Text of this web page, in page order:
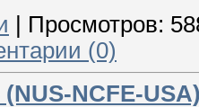
Просмотров:
(0)
NCFE-